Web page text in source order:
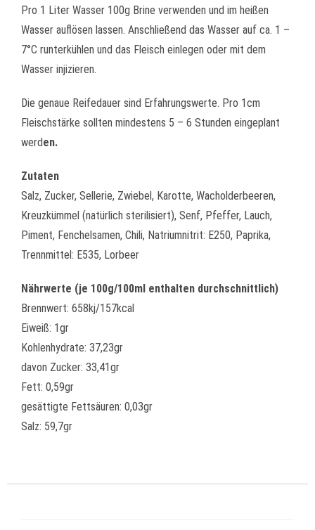
Pro 1 Liter Wasser 100g Brine verwenden und im heißen
Wasser auflösen lassen. Anschließend das Wasser auf ca. 1 –
7°C runterkühlen und das Fleisch einlegen oder mit dem
Wasser injizieren.
Die genaue Reifedauer sind Erfahrungswerte. Pro 1cm
Fleischstärke sollten mindestens 5 – 6 Stunden eingeplant
werden.
Zutaten
Salz, Zucker, Sellerie, Zwiebel, Karotte, Wacholderbeeren,
Kreuzkümmel (natürlich sterilisiert), Senf, Pfeffer, Lauch,
Piment, Fenchelsamen, Chili, Natriumnitrit: E250, Paprika,
Trennmittel: E535, Lorbeer
Nährwerte (je 100g/100ml enthalten durchschnittlich)
Brennwert: 658kj/157kcal
Eiweiß: 1gr
Kohlenhydrate: 37,23gr
davon Zucker: 33,41gr
Fett: 0,59gr
gesättigte Fettsäuren: 0,03gr
Salz: 59,7gr